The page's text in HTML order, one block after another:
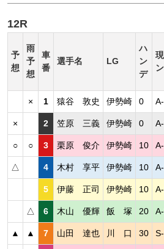
12R
予
想
雨
予
想
車
番
選手名 LG
ハ
ン
デ
× 1 猿谷 敦史 伊勢崎 0
× 2 笠原 三義 伊勢崎 0
○ ○ 3 栗原 俊介 伊勢崎 10
△ 4 木村 享平 伊勢崎 10
5 伊藤 正司 伊勢崎 10
△ 6 木山 優輝 飯 塚 20
▲ ▲ 7 山田 達也 川 口 30